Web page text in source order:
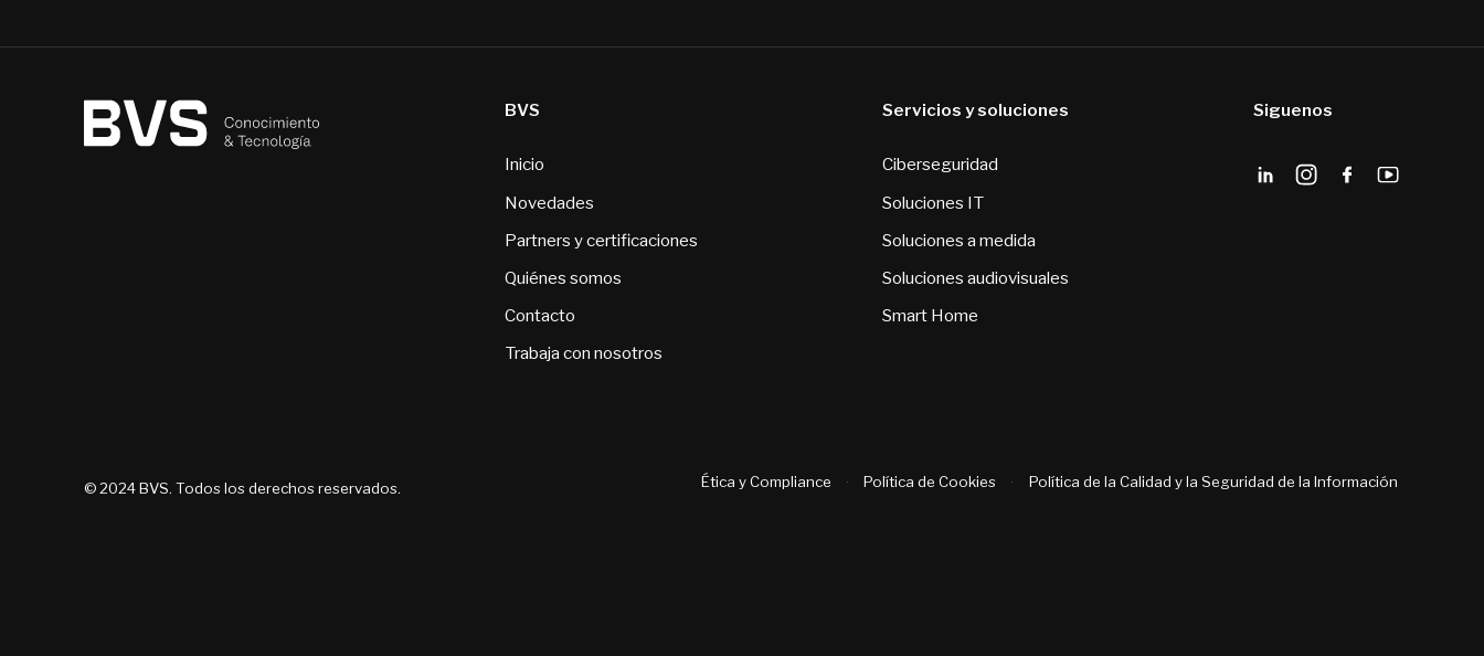
BVS
Inicio
Novedades
Partners y certificaciones
Quiénes somos
Contacto
Trabaja con nosotros
Servicios y soluciones
Ciberseguridad
Soluciones IT
Soluciones a medida
Soluciones audiovisuales
Smart Home
Siguenos
© 2024 BVS. Todos los derechos reservados. Ética y Compliance · Política de Cookies · Política de la Calidad y la Seguridad de la Información